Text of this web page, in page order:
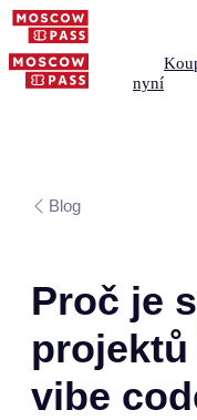
nyní
Blog
Proč je
vibe